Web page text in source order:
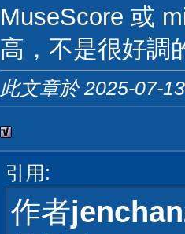
MuseScore 或
高，不是很好調
此文章於 2025-07-
引用:
作者